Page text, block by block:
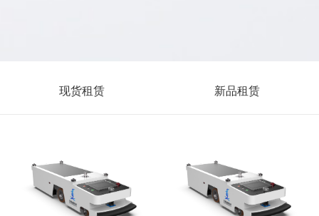
现货租赁 新品租赁